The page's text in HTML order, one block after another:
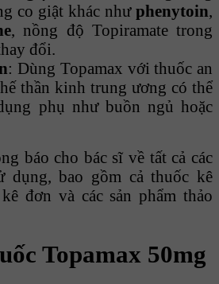
co giật khác như phenytoin,
, nồng độ Topiramate trong
đổi.
: Dùng Topamax với thuốc an
thần kinh trung ương có thể
phụ như buồn ngủ hoặc
báo cho bác sĩ về tất cả các
dụng, bao gồm cả thuốc kê
đơn và các sản phẩm thảo
Topamax 50mg